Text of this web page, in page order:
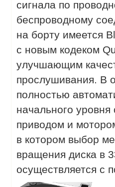
сигнала по
беспроводному
на борту имеется
с новым кодеком
улучшающим
прослушивания. В
полностью
начального уровня
приводом и
в котором выбор
вращения диска в
осуществляется с